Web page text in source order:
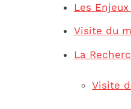
Les
Visite du
La
Visite